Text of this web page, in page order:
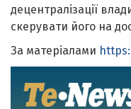
децентралізації
скерувати його на
За матеріалами